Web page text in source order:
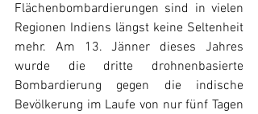
Flächenbombardierungen sind in vielen
Regionen Indiens längst keine Seltenheit
mehr. Am 13. Jänner dieses Jahres
wurde die dritte drohnenbasierte
Bombardierung gegen die indische
Bevölkerung im Laufe von nur fünf Tagen